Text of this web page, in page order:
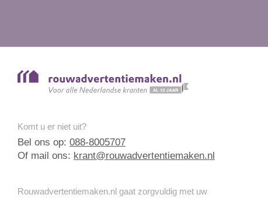
Komt u er niet uit?
Bel ons op: 088-8005707
Of mail ons: krant@rouwadvertentiemaken.nl
Rouwadvertentiemaken.nl gaat zorgvuldig met uw